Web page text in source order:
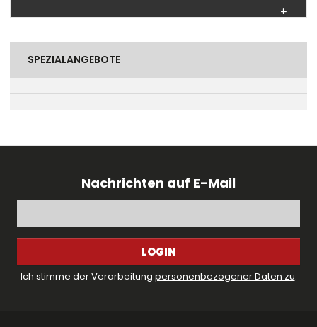
SPEZIALANGEBOTE
Nachrichten auf E-Mail
LOGIN
Ich stimme der Verarbeitung personenbezogener Daten zu.